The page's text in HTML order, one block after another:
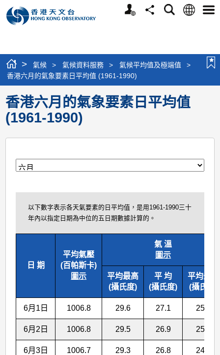
個
分
搜
語
選
> 氣候 > 氣候資料服務 > 氣候平均值及極端值
>
香港六月的氣象要素日平均值 (1961-1990)
香港六月的氣象要素日平均值
(1961-1990)
月
以下數字表示各天氣要素的日平均值，是用1961-1990三十
年內以指定日期為中位的五日期數據計算的。
日 期
平均氣壓
(百帕斯卡)
圖示
氣 溫
圖示
平均最高
(攝氏度)
平 均
(攝氏度)
平均最低
(攝氏度)
6月1日 1006.8 29.6 27.1 25.1
6月2日 1006.8 29.5 26.9 25.0
6月3日 1006.7 29.3 26.8 24.9